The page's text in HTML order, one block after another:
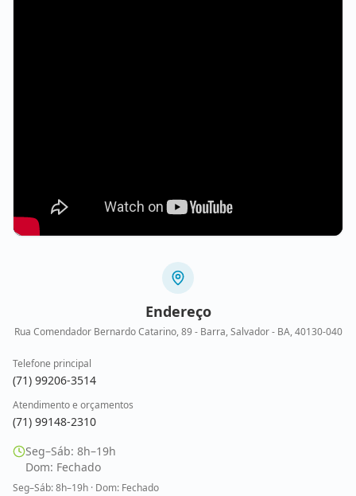
Endereço
Rua Comendador Bernardo Catarino, 89 - Barra, Salvador - BA, 40130-040
Telefone principal
(71) 99206-3514
Atendimento e orçamentos
(71) 99148-2310
Seg–Sáb: 8h–19h
Dom: Fechado
Seg–Sáb: 8h–19h · Dom: Fechado